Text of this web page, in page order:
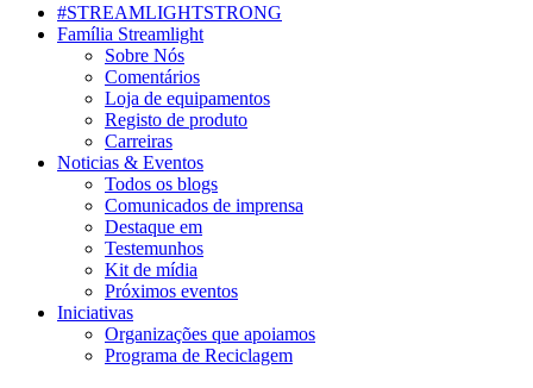
#STREAMLIGHTSTRONG
Família Streamlight
Sobre Nós
Comentários
Loja de equipamentos
Registo de produto
Carreiras
Noticias & Eventos
Todos os blogs
Comunicados de imprensa
Destaque em
Testemunhos
Kit de mídia
Próximos eventos
Iniciativas
Organizações que apoiamos
Programa de Reciclagem